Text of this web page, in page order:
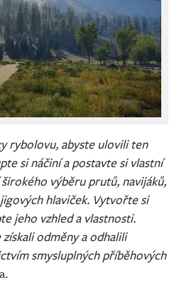
rybolovu, abyste ulovili ten
si náčiní a postavte si vlastní
výběru prutů, navijáků,
hlaviček. Vytvořte si
jeho vzhled a vlastnosti.
odměny a odhalili
smysluplných příběhových